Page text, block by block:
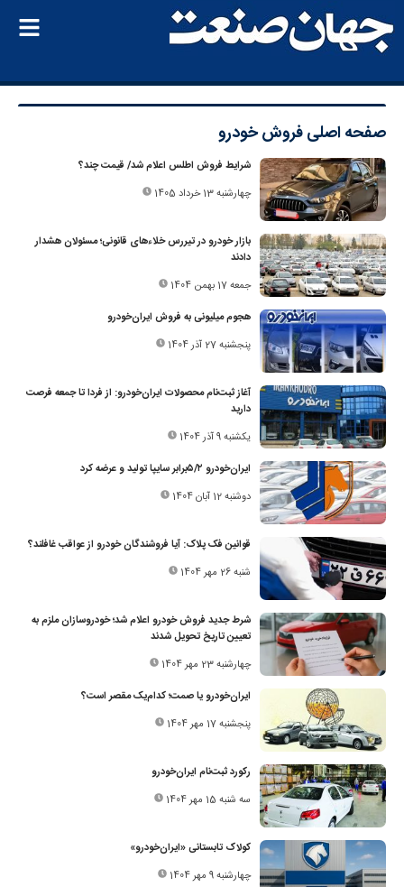
صفحه اصلیفروش خودرو
شرایط فروش اطلس اعلام شد/ قیمت چند؟
چهارشنبه 13 خرداد 1405
بازار خودرو در تیررس خلاءهای قانونی؛ مسئولان هشدار
دادند
جمعه 17 بهمن 1404
هجوم میلیونی به فروش ایران‌خودرو
پنجشنبه 27 آذر 1404
آغاز ثبت‌نام محصولات ایران‌خودرو: از فردا تا جمعه فرصت
دارید
یکشنبه 9 آذر 1404
ایران‌خودرو ۵/۲برابر سایپا تولید و عرضه کرد
دوشنبه 12 آبان 1404
قوانین فک پلاک: آیا فروشندگان خودرو از عواقب غافلند؟
شنبه 26 مهر 1404
شرط جدید فروش خودرو اعلام شد؛ خودروسازان ملزم به
تعیین تاریخ تحویل شدند
چهارشنبه 23 مهر 1404
ایران‌خودرو یا صمت؛ کدام‌یک مقصر است؟
پنجشنبه 17 مهر 1404
رکورد ثبت‌نام ایران‌خودرو
سه شنبه 15 مهر 1404
کولاک تابستانی «ایران‌خودرو»
چهارشنبه 9 مهر 1404